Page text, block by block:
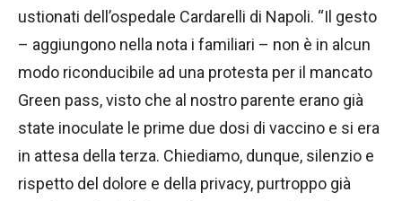
ustionati dell’ospedale Cardarelli di Napoli. “Il gesto
– aggiungono nella nota i familiari – non è in alcun
modo riconducibile ad una protesta per il mancato
Green pass, visto che al nostro parente erano già
state inoculate le prime due dosi di vaccino e si era
in attesa della terza. Chiediamo, dunque, silenzio e
rispetto del dolore e della privacy, purtroppo già